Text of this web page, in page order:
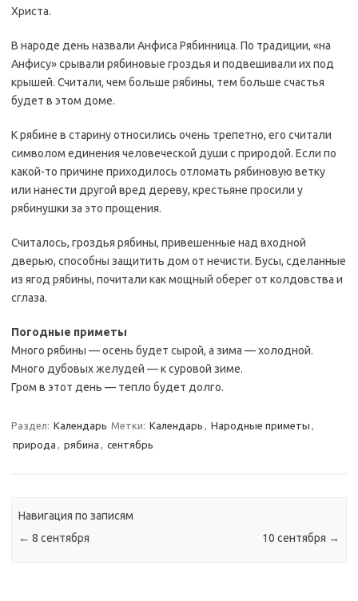
Христа.
В народе день назвали Анфиса Рябинница. По традиции, «на
Анфису» срывали рябиновые гроздья и подвешивали их под
крышей. Считали, чем больше рябины, тем больше счастья
будет в этом доме.
К рябине в старину относились очень трепетно, его считали
символом единения человеческой души с природой. Если по
какой-то причине приходилось отломать рябиновую ветку
или нанести другой вред дереву, крестьяне просили у
рябинушки за это прощения.
Считалось, гроздья рябины, привешенные над входной
дверью, способны защитить дом от нечисти. Бусы, сделанные
из ягод рябины, почитали как мощный оберег от колдовства и
сглаза.
Погодные приметы
Много рябины — осень будет сырой, а зима — холодной.
Много дубовых желудей — к суровой зиме.
Гром в этот день — тепло будет долго.
Раздел: Календарь Метки: Календарь , Народные приметы ,
природа , рябина , сентябрь
Навигация по записям
← 8 сентября 10 сентября →